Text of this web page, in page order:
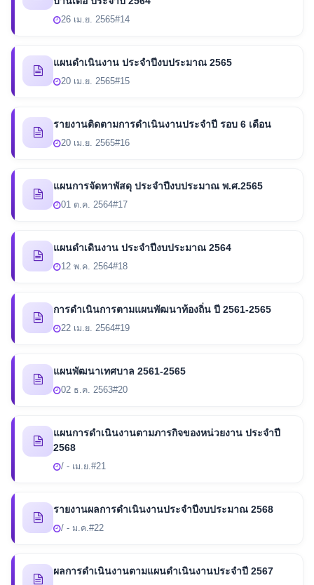
26 เม.ย. 2565#14
แผนดำเนินงาน ประจำปีงบประมาณ 2565
20 เม.ย. 2565#15
รายงานติดตามการดำเนินงานประจำปี รอบ 6 เดือน
20 เม.ย. 2565#16
แผนการจัดหาพัสดุ ประจำปีงบประมาณ พ.ศ.2565
01 ต.ค. 2564#17
แผนดำเดินงาน ประจำปีงบประมาณ 2564
12 พ.ค. 2564#18
การดำเนินการตามแผนพัฒนาท้องถิ่น ปี 2561-2565
22 เม.ย. 2564#19
แผนพัฒนาเทศบาล 2561-2565
02 ธ.ค. 2563#20
แผนการดำเนินงานตามภารกิจของหน่วยงาน ประจำปี
2568
/ - เม.ย.#21
รายงานผลการดำเนินงานประจำปีงบประมาณ 2568
/ - ม.ค.#22
ผลการดำเนินงานตามแผนดำเนินงานประจำปี 2567